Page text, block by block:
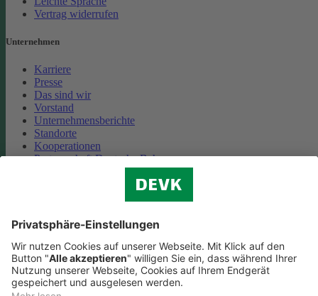
Vertrag widerrufen
Unternehmen
Karriere
Presse
Das sind wir
Vorstand
Unternehmensberichte
Standorte
Kooperationen
Partnerschaft Deutsche Bahn
Cookie-Einstellungen
Datenschutz